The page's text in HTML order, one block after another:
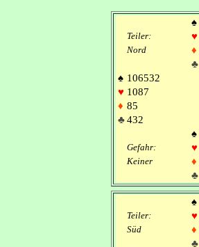
♠
Teiler: ♥
Nord ♦
♣
♠ 106532
♥ 1087
♦ 85
♣432
♠
Gefahr: ♥
Keiner
♦
♣
♠
Teiler: ♥
Süd ♦
♣